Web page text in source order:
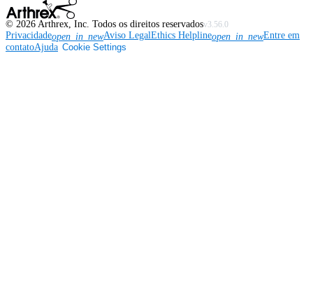
© 2026 Arthrex, Inc. Todos os direitos reservadosv3.56.0
Privacidadeopen_in_newAviso LegalEthics Helplineopen_in_newEntre em
contatoAjuda Cookie Settings